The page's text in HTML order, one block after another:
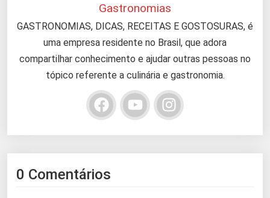
Gastronomias
GASTRONOMIAS, DICAS, RECEITAS E GOSTOSURAS, é
uma empresa residente no Brasil, que adora
compartilhar conhecimento e ajudar outras pessoas no
tópico referente a culinária e gastronomia.
0 Comentários